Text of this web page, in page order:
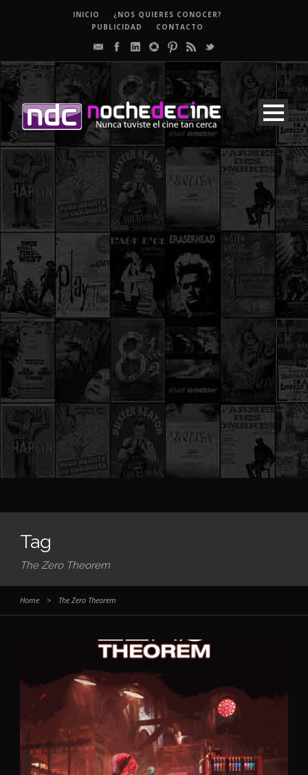
INICIO
¿NOS QUIERES CONOCER?
PUBLICIDAD
CONTACTO
Tag
The Zero Theorem
Home > The Zero Theorem